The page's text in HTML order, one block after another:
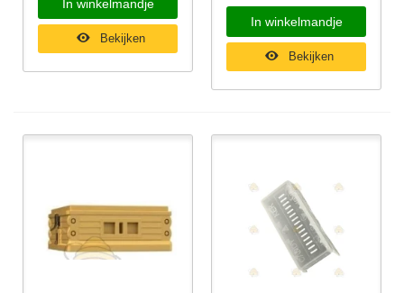
In winkelmandje
Bekijken
In winkelmandje
Bekijken